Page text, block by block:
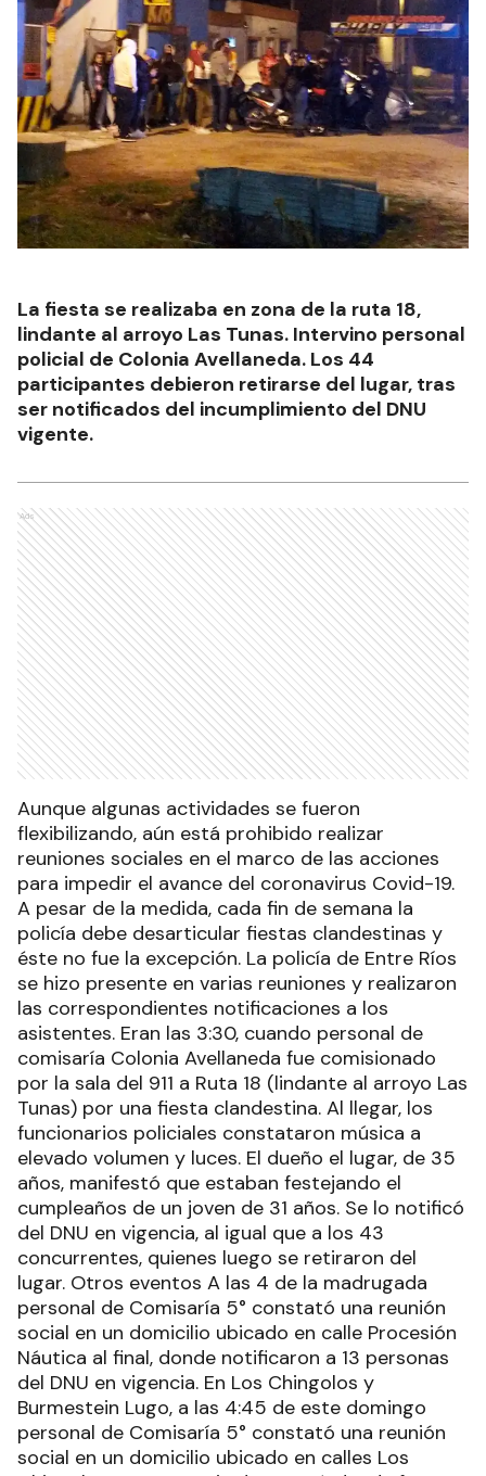
La fiesta se realizaba en zona de la ruta 18,
lindante al arroyo Las Tunas. Intervino personal
policial de Colonia Avellaneda. Los 44
participantes debieron retirarse del lugar, tras
ser notificados del incumplimiento del DNU
vigente.
Ads
Aunque algunas actividades se fueron
flexibilizando, aún está prohibido realizar
reuniones sociales en el marco de las acciones
para impedir el avance del coronavirus Covid-19.
A pesar de la medida, cada fin de semana la
policía debe desarticular fiestas clandestinas y
éste no fue la excepción. La policía de Entre Ríos
se hizo presente en varias reuniones y realizaron
las correspondientes notificaciones a los
asistentes. Eran las 3:30, cuando personal de
comisaría Colonia Avellaneda fue comisionado
por la sala del 911 a Ruta 18 (lindante al arroyo Las
Tunas) por una fiesta clandestina. Al llegar, los
funcionarios policiales constataron música a
elevado volumen y luces. El dueño el lugar, de 35
años, manifestó que estaban festejando el
cumpleaños de un joven de 31 años. Se lo notificó
del DNU en vigencia, al igual que a los 43
concurrentes, quienes luego se retiraron del
lugar. Otros eventos A las 4 de la madrugada
personal de Comisaría 5° constató una reunión
social en un domicilio ubicado en calle Procesión
Náutica al final, donde notificaron a 13 personas
del DNU en vigencia. En Los Chingolos y
Burmestein Lugo, a las 4:45 de este domingo
personal de Comisaría 5° constató una reunión
social en un domicilio ubicado en calles Los